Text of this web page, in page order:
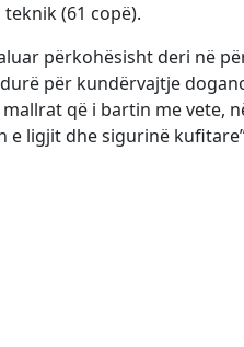
(61 copë).
përkohësisht deri në
për kundërvajtje
që i bartin me vete,
ligjit dhe sigurinë